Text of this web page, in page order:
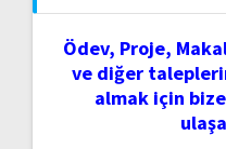
Ödev, Proje,
ve diğer
almak için